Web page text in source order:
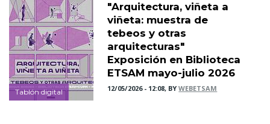
Tablón digital
"Arquitectura, viñeta a
viñeta: muestra de
tebeos y otras
arquitecturas"
Exposición en Biblioteca
ETSAM mayo-julio 2026
12/05/2026 - 12:08, BYWEBETSAM